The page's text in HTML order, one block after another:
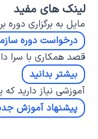
لینک های مفید
مایل به برگزاری
درخواست دوره
قصد همکاری با سرا
بیشتر بدانید
آموزشی نیاز دارید که
پیشنهاد آموزش